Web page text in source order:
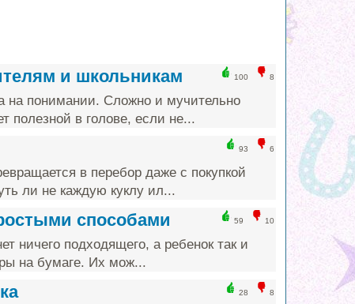
100 8
и школьникам
на понимании. Сложно и мучительно
полезной в голове, если не...
93 6
в перебор даже с покупкой
ли не каждую куклу ил...
59 10
способами
ничего подходящего, а ребенок так и
на бумаге. Их мож...
28 8